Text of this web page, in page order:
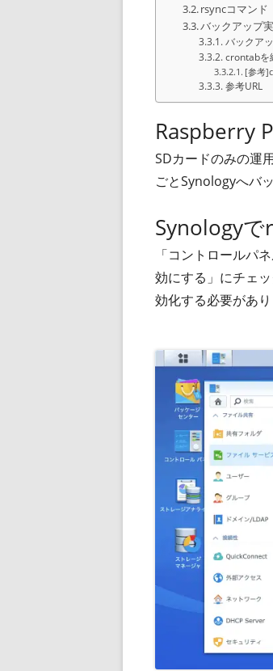
rsyncコマンド
バックアップ
バックア
crontabを
[参考
参考URL
Raspberry
SDカードのみの運
ごとSynologyへバ
Synologyで
「コントロールパ
効にする」にチェ
効化する必要があり